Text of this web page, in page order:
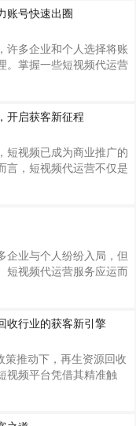
骨架分镜拆解法输入“生
示茶叶从采摘到冲泡的过
含镜头时长、景别、画
1为“特写：布满露珠的茶
镜2为“中景：茶农指尖
3为“俯拍：沸水注入青
账号快速出圈
许多企业和个人选择将账
。掌握一些短视频代运营
是短视频代运营的基石。
，结合目标受众的兴
账号的核心主题与风格。
账号定位可聚焦于美妆教
享。精准定位能吸引到精
化率。同时，保持风格统
主播形象，都要围绕定
开启获客新征程
短视频已成为商业推广的
言，短视频代运营不仅是
特价值工厂老板往往深耕
工艺了如指掌，但在短
式”宣传。专业的短视频
工厂，从产品优势、技术
等多维度挖掘独特卖点。
代运营团队发现其自主研
精度，便以此为核心打
企业与个人纷纷入局，但
短视频代运营服务应运而
短视频代运营的基石。运
龄、性别、兴趣爱好、
品牌或产品特点，确定账
客户是美妆品牌，目标受
位为美妆教程分享，风格
打造独特的账号IP形象，
频的视觉风格、语言风
收行业的获客新引擎
策推动下，再生资源回收
视频平台凭借其精准触
传统模式限制，实现品牌
一、短视频代运营的核